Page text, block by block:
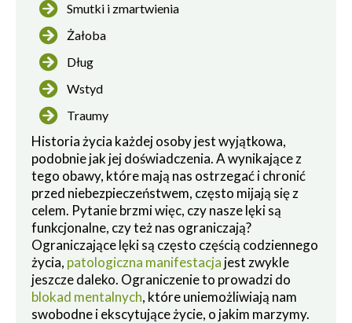
Smutki i zmartwienia
Żałoba
Dług
Wstyd
Traumy
Historia życia każdej osoby jest wyjątkowa,
podobnie jak jej doświadczenia. A wynikające z
tego obawy, które mają nas ostrzegać i chronić
przed niebezpieczeństwem, często mijają się z
celem. Pytanie brzmi więc, czy nasze lęki są
funkcjonalne, czy też nas ograniczają?
Ograniczające lęki są często częścią codziennego
życia, patologiczna manifestacja jest zwykle
jeszcze daleko. Ograniczenie to prowadzi do
blokad mentalnych, które uniemożliwiają nam
swobodne i ekscytujące życie, o jakim marzymy.